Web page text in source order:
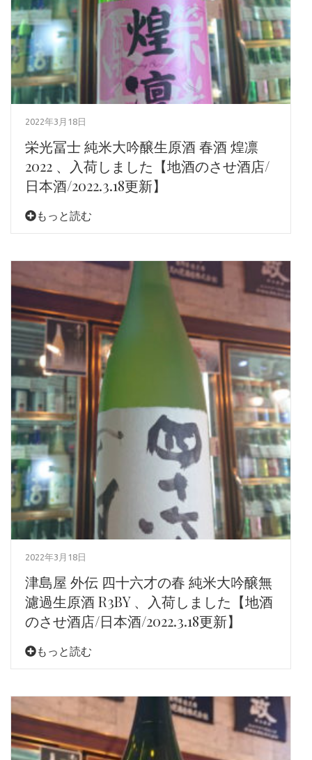
2022年3月18日
栄光冨士 純米大吟醸生原酒 春酒 煌凛
2022 、入荷しました【地酒のさせ酒店/
日本酒/2022.3.18更新】
もっと読む
2022年3月18日
津島屋 外伝 四十六才の春 純米大吟醸無
濾過生原酒 R3BY 、入荷しました【地酒
のさせ酒店/日本酒/2022.3.18更新】
もっと読む